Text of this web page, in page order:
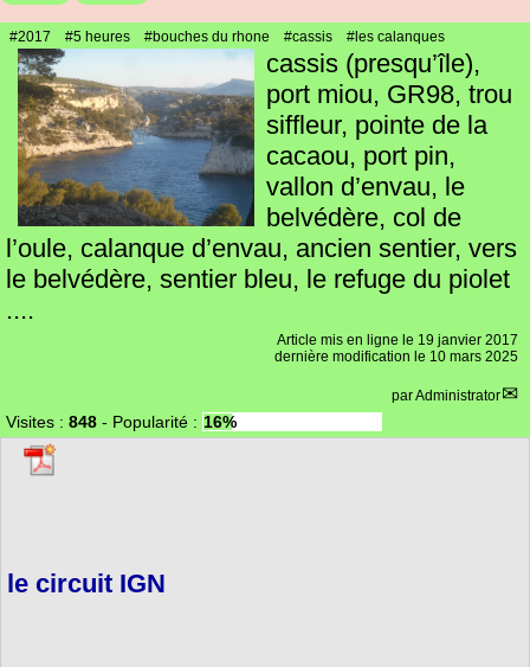
#2017 #5 heures #bouches du rhone #cassis #les calanques
cassis (presqu’île),
port miou, GR98, trou
siffleur, pointe de la
cacaou, port pin,
vallon d’envau, le
belvédère, col de
l’oule, calanque d’envau, ancien sentier, vers
le belvédère, sentier bleu, le refuge du piolet
....
Article mis en ligne le 19 janvier 2017
dernière modification le 10 mars 2025
parAdministrator
Visites : 848 - Popularité : 16%
le circuit IGN